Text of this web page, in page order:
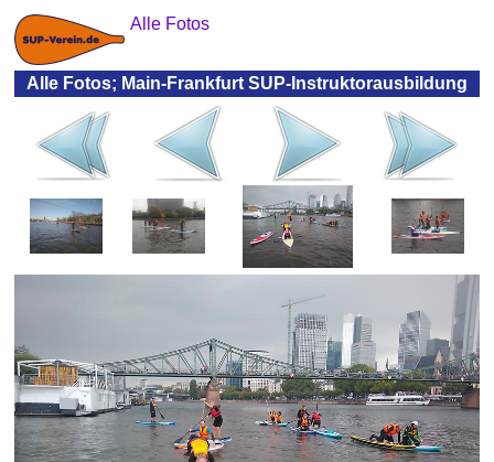
Alle Fotos
Alle Fotos; Main-Frankfurt SUP-Instruktorausbildung